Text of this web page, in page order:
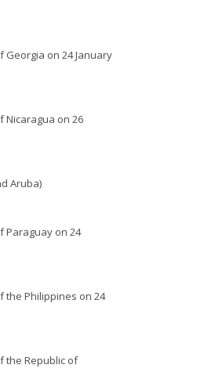
on 24 January
Nicaragua on 26
Aruba)
Paraguay on 24
the Philippines on 24
the Republic of